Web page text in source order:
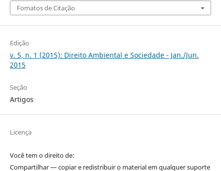
Fomatos de Citação
Edição
v. 5, n. 1 (2015): Direito Ambiental e Sociedade - Jan./Jun.
2015
Seção
Artigos
Licença
Você tem o direito de:
Compartilhar — copiar e redistribuir o material em qualquer suporte